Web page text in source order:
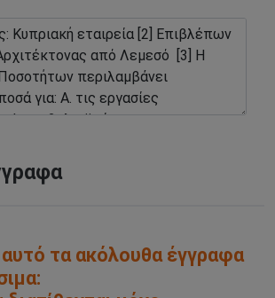
αυτό τα ακόλουθα έγγραφα